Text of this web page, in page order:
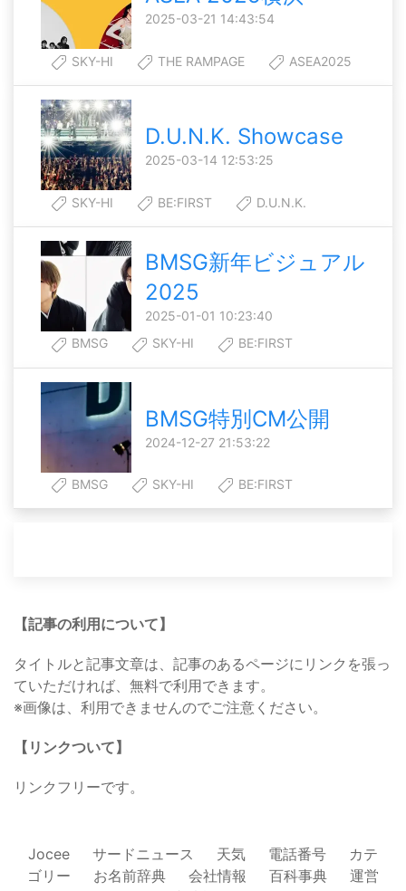
2025-03-21 14:43:54
SKY-HI THE RAMPAGE ASEA2025
D.U.N.K. Showcase
2025-03-14 12:53:25
SKY-HI BE:FIRST D.U.N.K.
BMSG新年ビジュアル
2025
2025-01-01 10:23:40
BMSG
SKY-HI BE:FIRST
BMSG特別CM公開
2024-12-27 21:53:22
BMSG SKY-HI BE:FIRST
【記事の利用について】
タイトルと記事文章は、記事のあるページにリンクを張っ
ていただければ、無料で利用できます。
※画像は、利用できませんのでご注意ください。
【リンクついて】
リンクフリーです。
Jocee サードニュース 天気 電話番号
カテ
ゴリー
お名前辞典 会社情報 百科事典
運営